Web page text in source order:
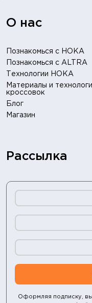
О нас
Познакомься с HOKA
Познакомься с ALTRA
Технологии HOKA
Материалы и
кроссовок
Блог
Магазин
Рассылка
Оформляя подписку, вы